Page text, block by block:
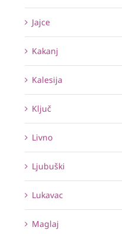
Jajce
Kakanj
Kalesija
Ključ
Livno
Ljubuški
Lukavac
Maglaj